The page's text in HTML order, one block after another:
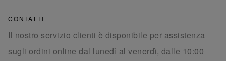
CONTATTI
Il nostro servizio clienti è disponibile per assistenza
sugli ordini online dal lunedì al venerdì, dalle 10:00